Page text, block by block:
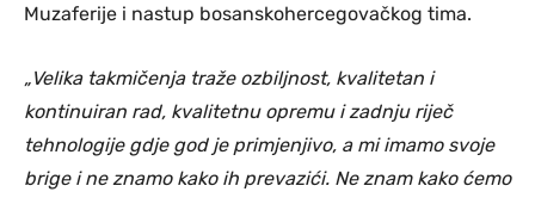
Muzaferije i nastup bosanskohercegovačkog tima.
„Velika takmičenja traže ozbiljnost, kvalitetan i
kontinuiran rad, kvalitetnu opremu i zadnju riječ
tehnologije gdje god je primjenjivo, a mi imamo svoje
brige i ne znamo kako ih prevazići. Ne znam kako ćemo